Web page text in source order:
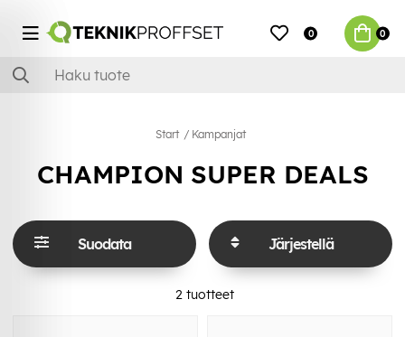
0 0
Start Kampanjat
CHAMPION SUPER DEALS
Suodata Järjestellä
2tuotteet